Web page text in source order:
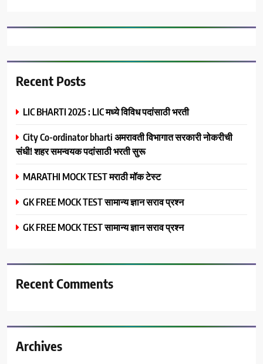
Recent Posts
LIC BHARTI 2025 : LIC मध्ये विविध पदांसाठी भरती
City Co-ordinator bharti अमरावती विभागात सरकारी नोकरीची
संधी! शहर समन्वयक पदांसाठी भरती सुरू
MARATHI MOCK TEST मराठी मॉक टेस्ट
GK FREE MOCK TEST सामान्य ज्ञान सराव प्रश्न
GK FREE MOCK TEST सामान्य ज्ञान सराव प्रश्न
Recent Comments
Archives